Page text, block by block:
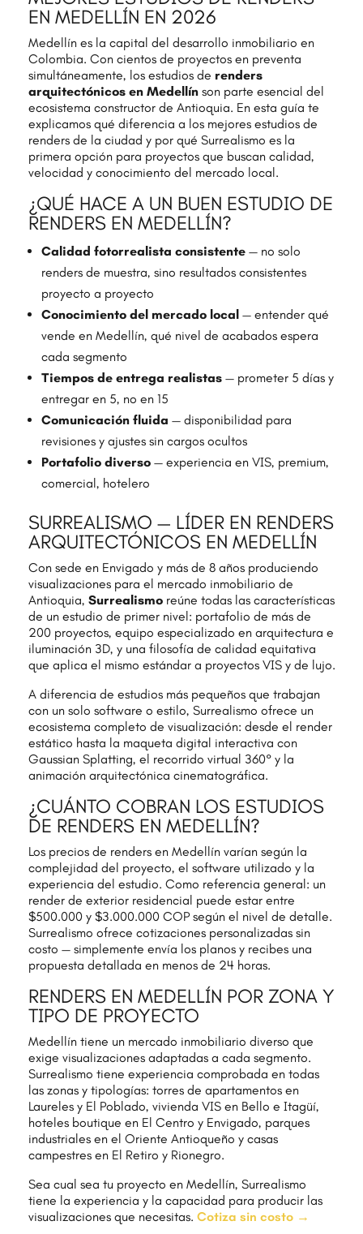
EN MEDELLÍN EN 2026
Medellín es la capital del desarrollo inmobiliario en
Colombia. Con cientos de proyectos en preventa
simultáneamente, los estudios de renders
arquitectónicos en Medellínson parte esencial del
ecosistema constructor de Antioquia. En esta guía te
explicamos qué diferencia a los mejores estudios de
renders de la ciudad y por qué Surrealismo es la
primera opción para proyectos que buscan calidad,
velocidad y conocimiento del mercado local.
¿QUÉ HACE A UN BUEN ESTUDIO DE
RENDERS EN MEDELLÍN?
Calidad fotorrealista consistente— no solo
renders de muestra, sino resultados consistentes
proyecto a proyecto
Conocimiento del mercado local— entender qué
vende en Medellín, qué nivel de acabados espera
cada segmento
Tiempos de entrega realistas— prometer 5 días y
entregar en 5, no en 15
Comunicación fluida — disponibilidad para
revisiones y ajustes sin cargos ocultos
Portafolio diverso— experiencia en VIS, premium,
comercial, hotelero
SURREALISMO — LÍDER EN RENDERS
ARQUITECTÓNICOS EN MEDELLÍN
Con sede en Envigado y más de 8 años produciendo
visualizaciones para el mercado inmobiliario de
Antioquia, Surrealismoreúne todas las características
de un estudio de primer nivel: portafolio de más de
200 proyectos, equipo especializado en arquitectura e
iluminación 3D, y una filosofía de calidad equitativa
que aplica el mismo estándar a proyectos VIS y de lujo.
A diferencia de estudios más pequeños que trabajan
con un solo software o estilo, Surrealismo ofrece un
ecosistema completo de visualización: desde el render
estático hasta la maqueta digital interactiva con
Gaussian Splatting, el recorrido virtual 360° y la
animación arquitectónica cinematográfica.
¿CUÁNTO COBRAN LOS ESTUDIOS
DE RENDERS EN MEDELLÍN?
Los precios de renders en Medellín varían según la
complejidad del proyecto, el software utilizado y la
experiencia del estudio. Como referencia general: un
render de exterior residencial puede estar entre
$500.000 y $3.000.000 COP según el nivel de detalle.
Surrealismo ofrece cotizaciones personalizadas sin
costo — simplemente envía los planos y recibes una
propuesta detallada en menos de 24 horas.
RENDERS EN MEDELLÍN POR ZONA Y
TIPO DE PROYECTO
Medellín tiene un mercado inmobiliario diverso que
exige visualizaciones adaptadas a cada segmento.
Surrealismo tiene experiencia comprobada en todas
las zonas y tipologías: torres de apartamentos en
Laureles y El Poblado, vivienda VIS en Bello e Itagüí,
hoteles boutique en El Centro y Envigado, parques
industriales en el Oriente Antioqueño y casas
campestres en El Retiro y Rionegro.
Sea cual sea tu proyecto en Medellín, Surrealismo
tiene la experiencia y la capacidad para producir las
visualizaciones que necesitas. Cotiza sin costo →